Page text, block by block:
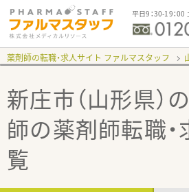
平日9：30-19：00
薬剤師の転職・求人サイト ファルマスタッフ
新庄市（山形県）
師の薬剤師転職
覧